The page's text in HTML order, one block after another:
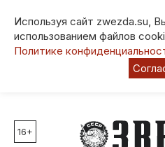
Используя сайт zwezda.su,
использованием файлов
Политике
Главные темы
16+